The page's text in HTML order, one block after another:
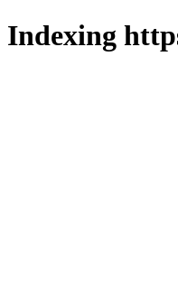
Indexing